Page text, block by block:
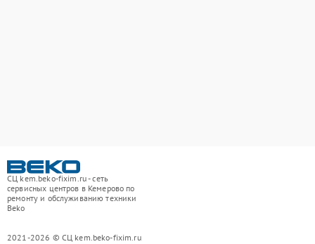
СЦ kem.beko-fixim.ru - сеть
сервисных центров в Кемерово по
ремонту и обслуживанию техники
Beko
2021-2026 © СЦ kem.beko-fixim.ru